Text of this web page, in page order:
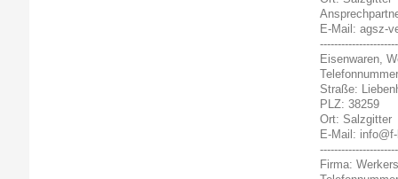
E-Mail: agsz-
Eisenwaren,
Straße:
PLZ: 38259
Ort: Salzgitter
E-Mail:
Firma: